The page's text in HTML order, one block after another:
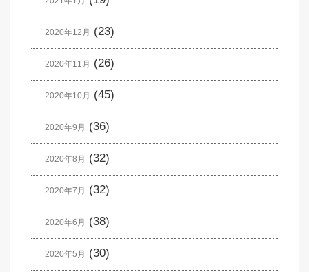
2020年12月 (23)
2020年11月 (26)
2020年10月 (45)
2020年9月 (36)
2020年8月 (32)
2020年7月 (32)
2020年6月 (38)
2020年5月 (30)